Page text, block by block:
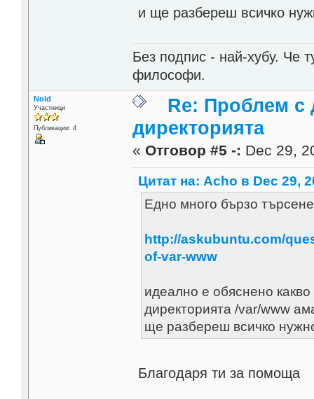
и ще разбереш всичко
Без подпис - най-хубу. Че
философи.
Nold
Участници
Публикации: 4
Re: Проблем с
директорията
« Отговор #5 -: Dec 29,
Цитат на: Acho в Dec 29,
Едно много бързо
http://askubuntu.com/
of-var-www
идеално е обяснено
директорията /var/www
ще разбереш всичко
Благодаря ти за помоща